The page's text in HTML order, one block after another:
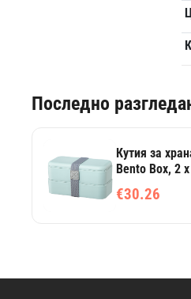
Последно
Кутия за
Bento Box, 2
Пастелно
€30.26